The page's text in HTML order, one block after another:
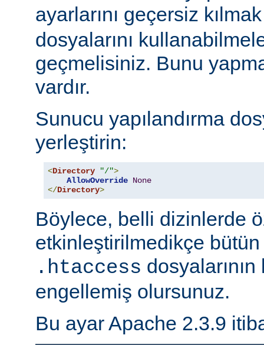
ayarlarını geçersiz
dosyalarını
geçmelisiniz. Bunu
vardır.
Sunucu yapılandırma
yerleştirin:
<Directory "/">
AllowOverride None
</Directory>
Böylece, belli dizinlerde
etkinleştirilmedikçe
.htaccess dosyalarının
engellemiş olursunuz.
Bu ayar Apache 2.3.9